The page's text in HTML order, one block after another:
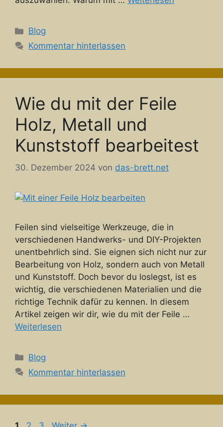
Kategorien
Blog
Kommentar hinterlassen
Wie du mit der Feile
Holz, Metall und
Kunststoff bearbeitest
30. Dezember 2024 von das-brett.net
Feilen sind vielseitige Werkzeuge, die in
verschiedenen Handwerks- und DIY-Projekten
unentbehrlich sind. Sie eignen sich nicht nur zur
Bearbeitung von Holz, sondern auch von Metall
und Kunststoff. Doch bevor du loslegst, ist es
wichtig, die verschiedenen Materialien und die
richtige Technik dafür zu kennen. In diesem
Artikel zeigen wir dir, wie du mit der Feile …
Weiterlesen
Kategorien
Blog
Kommentar hinterlassen
SeiteSeiteSeite